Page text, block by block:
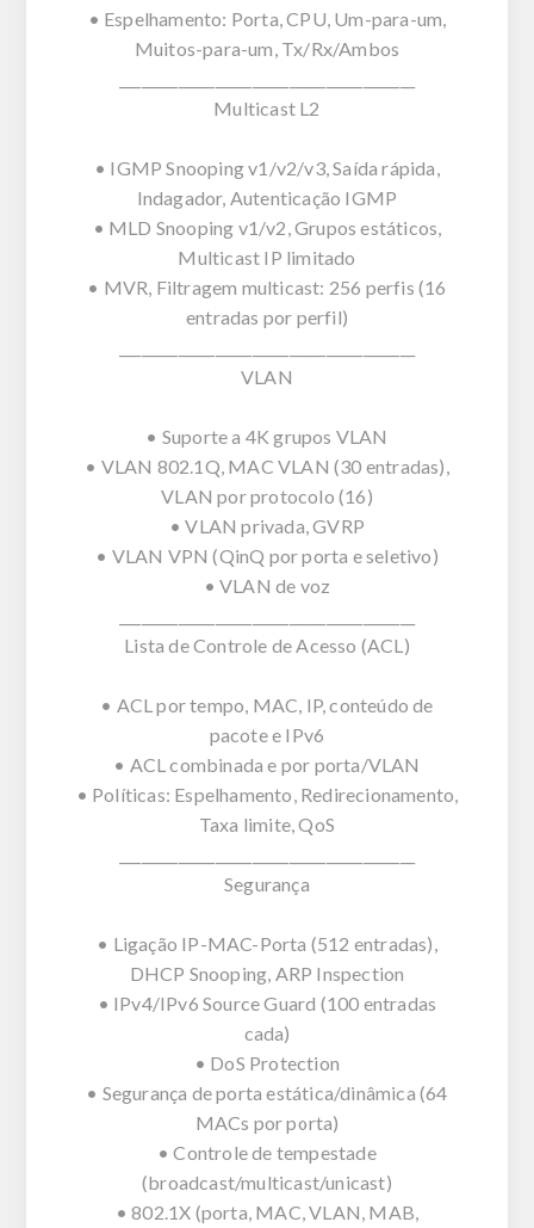
• Espelhamento: Porta, CPU, Um-para-um,
Muitos-para-um, Tx/Rx/Ambos
Multicast L2
• IGMP Snooping v1/v2/v3, Saída rápida,
Indagador, Autenticação IGMP
• MLD Snooping v1/v2, Grupos estáticos,
Multicast IP limitado
• MVR, Filtragem multicast: 256 perfis (16
entradas por perfil)
VLAN
• Suporte a 4K grupos VLAN
• VLAN 802.1Q, MAC VLAN (30 entradas),
VLAN por protocolo (16)
• VLAN privada, GVRP
• VLAN VPN (QinQ por porta e seletivo)
• VLAN de voz
Lista de Controle de Acesso (ACL)
• ACL por tempo, MAC, IP, conteúdo de
pacote e IPv6
• ACL combinada e por porta/VLAN
• Políticas: Espelhamento, Redirecionamento,
Taxa limite, QoS
Segurança
• Ligação IP-MAC-Porta (512 entradas),
DHCP Snooping, ARP Inspection
• IPv4/IPv6 Source Guard (100 entradas
cada)
• DoS Protection
• Segurança de porta estática/dinâmica (64
MACs por porta)
• Controle de tempestade
(broadcast/multicast/unicast)
• 802.1X (porta, MAC, VLAN, MAB,